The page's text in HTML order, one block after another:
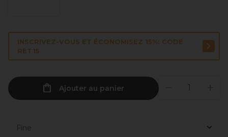
INSCRIVEZ-VOUS ET ÉCONOMISEZ 15%: CODE
RET15
Ajouter au panier